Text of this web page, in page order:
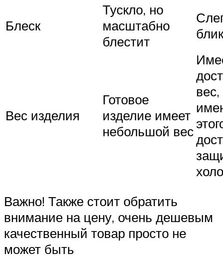
Блеск
Тускло, но
масштабно
блестит
Вес изделия
Готовое
изделие имеет
небольшой вес
вес,
Важно! Также стоит обратить
внимание на цену, очень дешевым
качественный товар просто не
может быть